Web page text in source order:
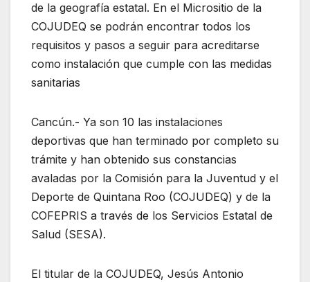
de la geografía estatal. En el Micrositio de la
COJUDEQ se podrán encontrar todos los
requisitos y pasos a seguir para acreditarse
como instalación que cumple con las medidas
sanitarias
Cancún.- Ya son 10 las instalaciones
deportivas que han terminado por completo su
trámite y han obtenido sus constancias
avaladas por la Comisión para la Juventud y el
Deporte de Quintana Roo (COJUDEQ) y de la
COFEPRIS a través de los Servicios Estatal de
Salud (SESA).
El titular de la COJUDEQ, Jesús Antonio